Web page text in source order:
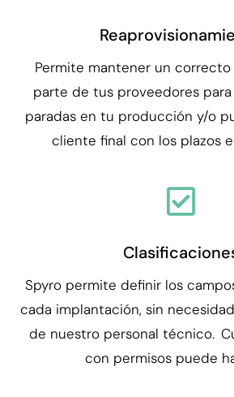
Permite mantener un
parte de tus proveedores
paradas en tu producción y/o
cliente final con los plazos
Spyro permite definir los
cada implantación, sin
de nuestro personal técnico.
con permisos puede